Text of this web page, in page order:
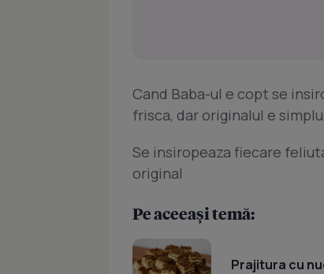
Cand Baba-ul e copt se
frisca, dar originalul e simplu
Se insiropeaza fiecare
original
Pe aceeași temă:
Prajitura cu